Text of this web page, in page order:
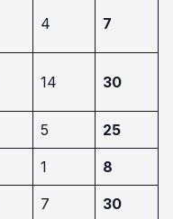
4 7
14 30
5 25
1 8
7 30